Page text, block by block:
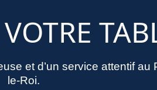
et d’un service attentif
le-Roi.